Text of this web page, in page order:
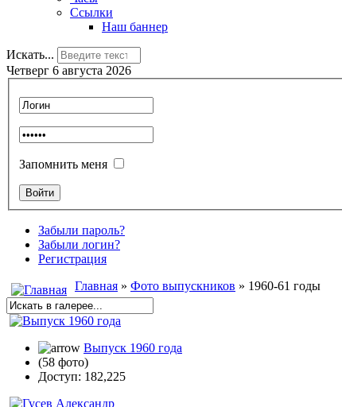
Ссылки
Наш баннер
Искать...
Четверг 6 августа 2026
Запомнить меня
Забыли пароль?
Забыли логин?
Регистрация
Главная » Фото выпускников » 1960-61 годы
Выпуск 1960 года
(58 фото)
Доступ: 182,225